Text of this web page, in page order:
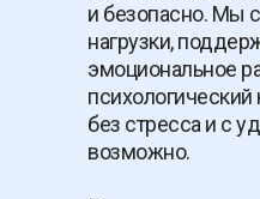
и безопасно. Мы
нагрузки,
эмоциональное
без стресса и с
возможно.